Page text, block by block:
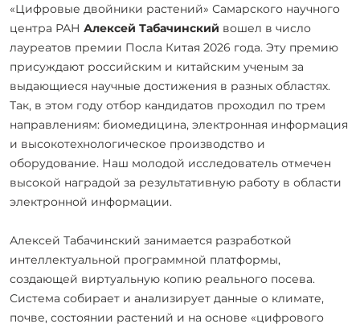
«Цифровые двойники растений» Самарского научного
центра РАН Алексей Табачинский вошел в число
лауреатов премии Посла Китая 2026 года. Эту премию
присуждают российским и китайским ученым за
выдающиеся научные достижения в разных областях.
Так, в этом году отбор кандидатов проходил по трем
направлениям: биомедицина, электронная информация
и высокотехнологическое производство и
оборудование. Наш молодой исследователь отмечен
высокой наградой за результативную работу в области
электронной информации.
Алексей Табачинский занимается разработкой
интеллектуальной программной платформы,
создающей виртуальную копию реального посева.
Система собирает и анализирует данные о климате,
почве, состоянии растений и на основе «цифрового